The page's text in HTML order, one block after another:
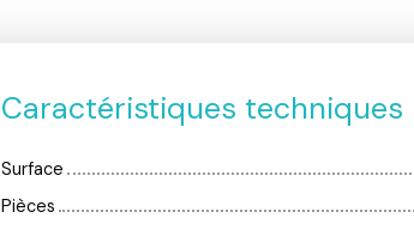
Caractéristiques techniques
Surface
Pièces